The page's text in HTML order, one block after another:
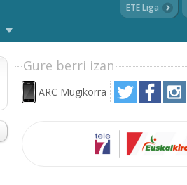
ETE Liga
Gure berri izan
ARC Mugikorra